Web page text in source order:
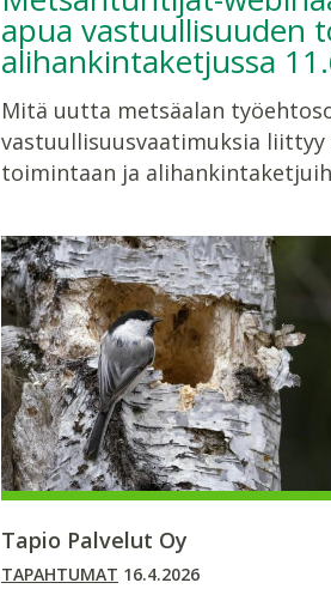
apua vastuullisuuden
alihankintaketjussa
Mitä uutta metsäalan
vastuullisuusvaatimuksia
toimintaan ja
Tapio Palvelut Oy
TAPAHTUMAT 16.4.2026